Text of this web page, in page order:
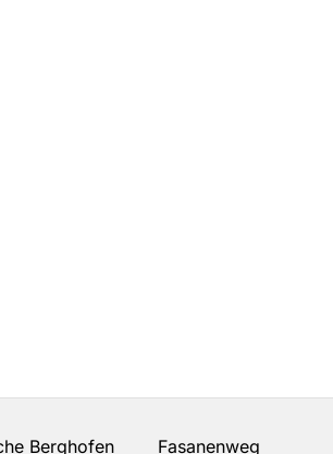
Berghofen Fasanenweg